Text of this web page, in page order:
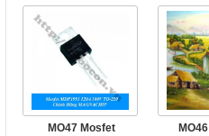
MO47 Mosfet